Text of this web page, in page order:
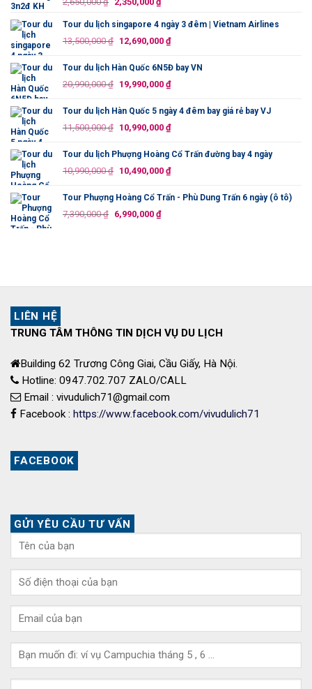
1,150,000 ₫.
là:
2,650,000 ₫.
tại
là:
Tour du lịch singapore 4 ngày 3 đêm | Vietnam Airlines
13,500,000₫ Giá
là:
13,500,000 ₫.
12,690,000 ₫Giá
tại
là:
Tour du lịch Hàn Quốc 6N5Đ bay VN
20,990,000₫ Giá
là:
20,990,000 ₫.
19,990,000 ₫Giá
tại
là:
Tour du lịch Hàn Quốc 5 ngày 4 đêm bay giá rẻ bay VJ
11,500,000₫ Giá
là:
11,500,000 ₫.
10,990,000 ₫Giá
tại
là:
Tour du lịch Phượng Hoàng Cổ Trấn đường bay 4 ngày
10,990,000₫ Giá
là:
10,990,000 ₫.
10,490,000 ₫Giá
tại
Tour Phượng Hoàng Cổ Trấn - Phù Dung Trấn 6 ngày (ô tô)
7,390,000₫ Giá
6,990,000 ₫Giá
LIÊN HỆ
TRUNG TÂM THÔNG TIN DỊCH VỤ DU LỊCH
Building 62 Trương Công Giai, Cầu Giấy, Hà Nội.
Hotline: 0947.702.707 ZALO/CALL
Email : vivudulich71@gmail.com
Facebook : https://www.facebook.com/vivudulich71
FACEBOOK
GỬI YÊU CẦU TƯ VẤN